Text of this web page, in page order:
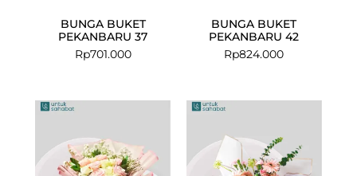
BUNGA BUKET
PEKANBARU 37
Rp701.000
BUNGA BUKET
PEKANBARU 42
Rp824.000